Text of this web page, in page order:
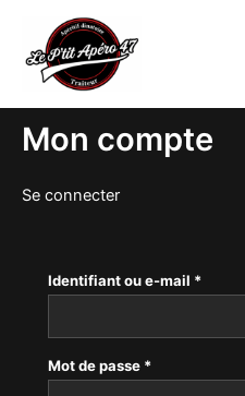
contenu
Mon compte
Se connecter
Identifiant ou e-mail *
Mot de passe *